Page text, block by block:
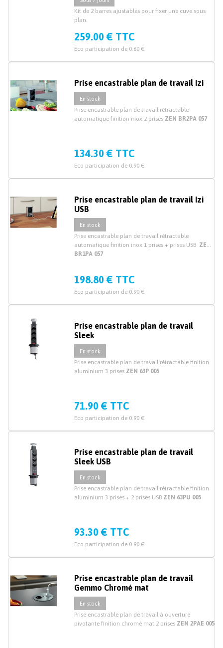
Kit de 2 barres ajustables pour fixer une cuve sous
plan.
259.00 € TTC
Eco participation de 0.60 €
En stock
Prise encastrable plan de travail Izi
Prise encastrable plan de travail rétractable
automatique finition inox 2 prises ZEN BR2PA 057
134.30 € TTC
Eco participation de 0.90 €
En stock
Prise encastrable plan de travail Izi
USB
Prise encastrable plan de travail rétractable
automatique finition inox 1 prises + prises USB ZEN
BR1PA 057
198.80 € TTC
Eco participation de 0.90 €
En stock
Prise encastrable plan de travail
Sleek
Prise encastrable plan de travail rétractable finition
aluminium 3 prises ZEN 63P 005
71.90 € TTC
Eco participation de 0.90 €
En stock
Prise encastrable plan de travail
Sleek USB
Prise encastrable plan de travail rétractable finition
aluminium 3 prises + 2 prises USB ZEN 63PU 005
93.30 € TTC
Eco participation de 0.90 €
En stock
Prise encastrable plan de travail
Gemmo Chromé mat
Prise encastrable plan de travail à ouverture
pivotante finition chromé mat 2 prises ZEN 2PAE 005